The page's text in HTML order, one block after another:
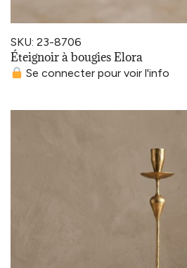
SKU: 23-8706
Éteignoir à bougies Elora
Se connecter pour voir l'info